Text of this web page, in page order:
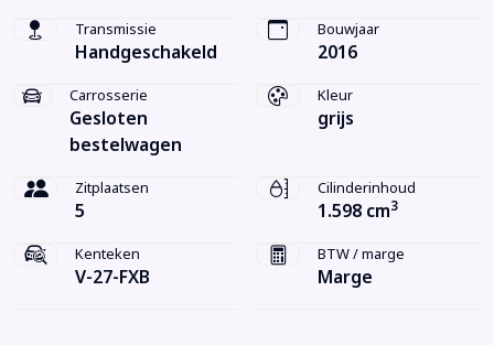
Transmissie
Handgeschakeld
Bouwjaar
2016
Carrosserie
Gesloten
bestelwagen
Kleur
grijs
Zitplaatsen
5
Cilinderinhoud
1.598 cm3
Kenteken
V-27-FXB
BTW / marge
Marge